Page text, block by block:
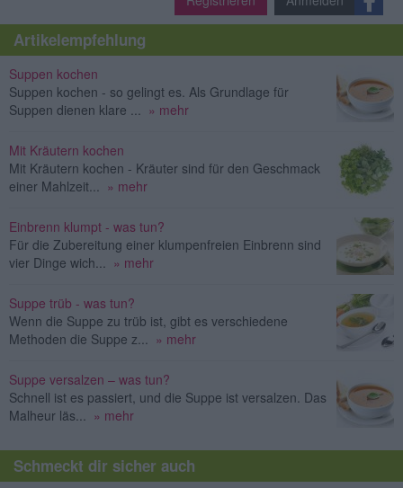
Artikelempfehlung
Suppen kochen
Suppen kochen - so gelingt es. Als Grundlage für
Suppen dienen klare ... » mehr
Mit Kräutern kochen
Mit Kräutern kochen - Kräuter sind für den Geschmack
einer Mahlzeit... » mehr
Einbrenn klumpt - was tun?
Für die Zubereitung einer klumpenfreien Einbrenn sind
vier Dinge wich... » mehr
Suppe trüb - was tun?
Wenn die Suppe zu trüb ist, gibt es verschiedene
Methoden die Suppe z... » mehr
Suppe versalzen – was tun?
Schnell ist es passiert, und die Suppe ist versalzen. Das
Malheur läs... » mehr
Schmeckt dir sicher auch